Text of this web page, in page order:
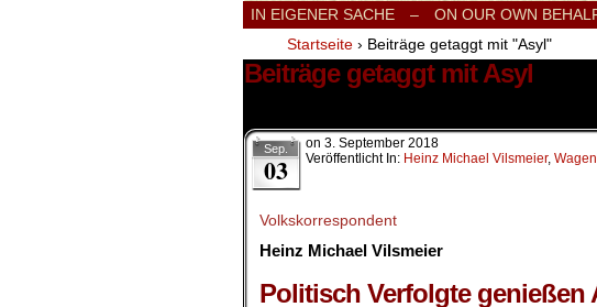
Internationale
IN EIGENER SACHE – ON OUR OWN
Startseite › Beiträge getaggt mit "Asyl"
Beiträge getaggt mit Asyl
Sep.
03
on 3. September 2018
Veröffentlicht In: Heinz Michael Vilsmeier,
Volkskorrespondent
Heinz Michael Vilsmeier
Politisch Verfolgte genießen